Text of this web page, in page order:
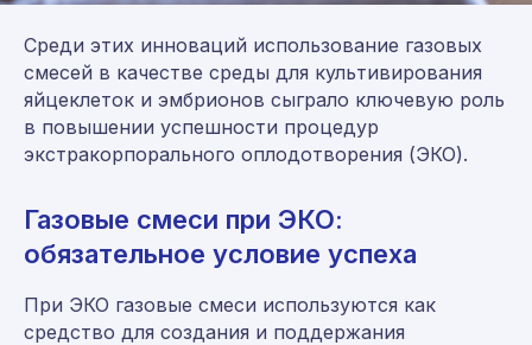
Среди этих инноваций использование газовых
смесей в качестве среды для культивирования
яйцеклеток и эмбрионов сыграло ключевую роль
в повышении успешности процедур
экстракорпорального оплодотворения (ЭКО).
Газовые смеси при ЭКО:
обязательное условие успеха
При ЭКО газовые смеси используются как
средство для создания и поддержания